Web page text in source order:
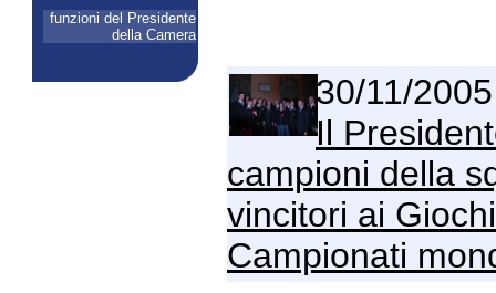
funzioni del Presidente
della Camera
30/11/2005
Il
campioni della
vincitori ai
Campionati